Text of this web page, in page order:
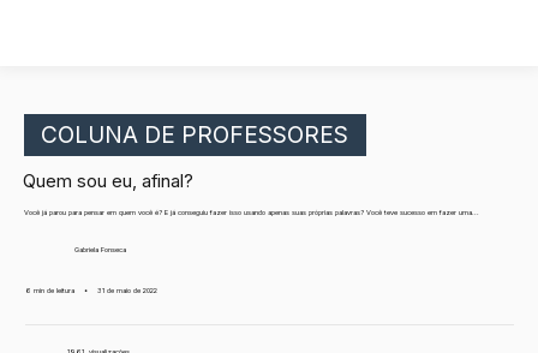
COLUNA DE PROFESSORES
Quem sou eu, afinal?
Você já parou para pensar em quem você é? E já conseguiu fazer isso usando apenas suas próprias palavras? Você teve sucesso em fazer uma...
Gabriela Fonseca
6 min de leitura • 31 de maio de 2022